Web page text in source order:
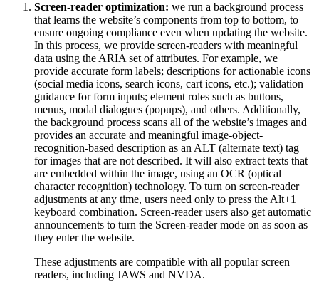
Screen-reader optimization: we run a background process
that learns the website’s components from top to bottom, to
ensure ongoing compliance even when updating the website.
In this process, we provide screen-readers with meaningful
data using the ARIA set of attributes. For example, we
provide accurate form labels; descriptions for actionable icons
(social media icons, search icons, cart icons, etc.); validation
guidance for form inputs; element roles such as buttons,
menus, modal dialogues (popups), and others. Additionally,
the background process scans all of the website’s images and
provides an accurate and meaningful image-object-
recognition-based description as an ALT (alternate text) tag
for images that are not described. It will also extract texts that
are embedded within the image, using an OCR (optical
character recognition) technology. To turn on screen-reader
adjustments at any time, users need only to press the Alt+1
keyboard combination. Screen-reader users also get automatic
announcements to turn the Screen-reader mode on as soon as
they enter the website.
These adjustments are compatible with all popular screen
readers, including JAWS and NVDA.